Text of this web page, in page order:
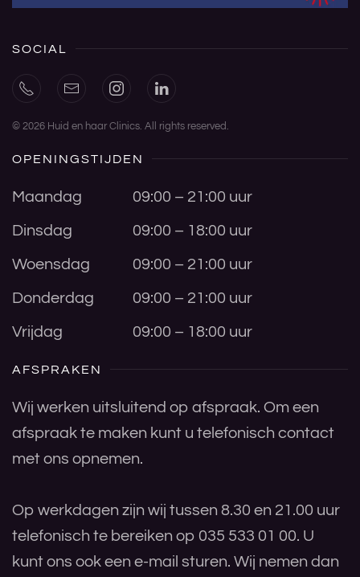
SOCIAL
© 2026 Huid en haar Clinics. All rights reserved.
OPENINGSTIJDEN
Maandag 09:00 – 21:00 uur
Dinsdag 09:00 – 18:00 uur
Woensdag 09:00 – 21:00 uur
Donderdag 09:00 – 21:00 uur
Vrijdag 09:00 – 18:00 uur
AFSPRAKEN
Wij werken uitsluitend op afspraak. Om een
afspraak te maken kunt u telefonisch contact
met ons opnemen.
Op werkdagen zijn wij tussen 8.30 en 21.00 uur
telefonisch te bereiken op 035 533 01 00. U
kunt ons ook een e-mail sturen. Wij nemen dan